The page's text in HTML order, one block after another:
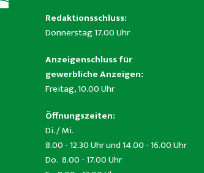
Redaktionsschluss:
Donnerstag 17.00 Uhr
Anzeigenschluss für
gewerbliche Anzeigen:
Freitag, 10.00 Uhr
Öffnungszeiten:
Di. / Mi.
8.00 - 12.30 Uhr und 14.00 - 16.00 Uhr
Do. 8.00 - 17.00 Uhr